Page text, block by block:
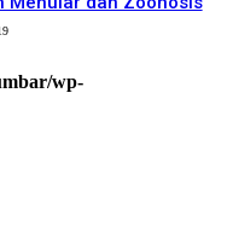
wp-